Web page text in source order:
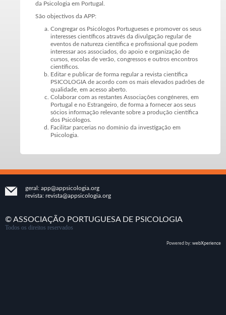
da Psicologia em Portugal.
São objectivos da APP:
Congregar os Psicólogos Portugueses e promover os seus
interesses científicos através da divulgação regular de
eventos de natureza científica e profissional que podem
interessar aos associados, do apoio e organização de
cursos, escolas de verão, congressos e outros encontros
científicos.
Editar e publicar de forma regular a revista científica
PSICOLOGIA de acordo com os mais elevados padrões de
qualidade, em acesso aberto.
Colaborar com as restantes Associações congéneres, em
Portugal e no Estrangeiro, de forma a fornecer aos seus
sócios informação relevante sobre a produção científica
dos Psicólogos.
Facilitar parcerias no domínio da investigação em
Psicologia.
geral: app@appsicologia.org
revista: revista@appsicologia.org
© ASSOCIAÇÃO PORTUGUESA DE PSICOLOGIA
Todos os direitos reservados
Powered by: webXperience